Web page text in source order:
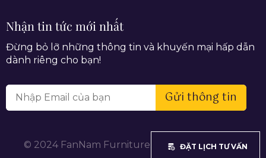
Nhận tin tức mới nhất
Đừng bỏ lỡ những thông tin và khuyến mại hấp dẫn
dành riêng cho bạn!
Gửi thông tin
© 2024 FanNam Furniture. All rights reserved.
ĐẶT LỊCH TƯ VẤN